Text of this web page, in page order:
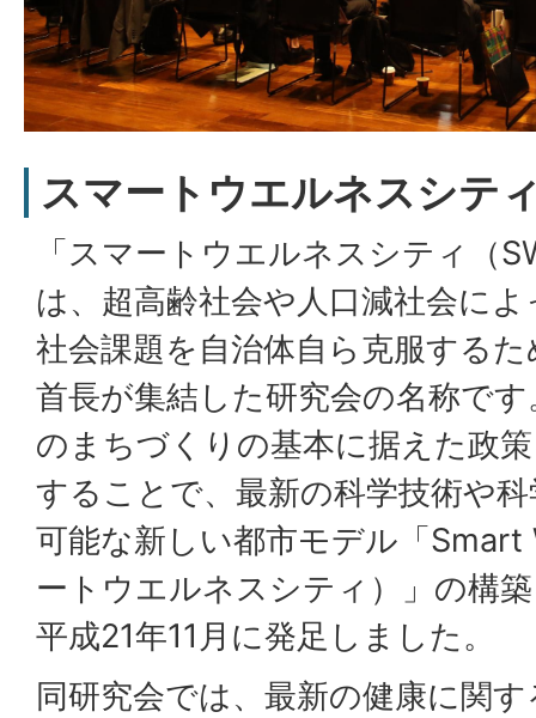
スマートウエルネスシテ
「スマートウエルネスシティ（
は、超高齢社会や人口減社会に
社会課題を自治体自ら克服する
首長が集結した研究会の名称で
のまちづくりの基本に据えた政
することで、最新の科学技術や
可能な新しい都市モデル「
ートウエルネスシティ）」の構
平成21年11月に発足しました。
同研究会では、最新の健康に関